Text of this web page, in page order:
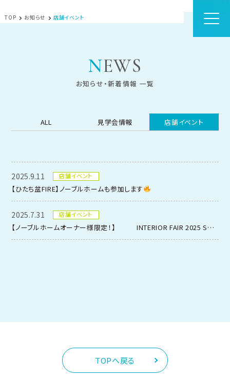
NEWS
お知らせ・新着情報 一覧
TOP お知らせ 店舗イベント
ALL 見学会情報 店舗イベント
2025.9.11 店舗イベント
【ひたち盆FIRE】ノーブルホームも参加します
2025.7.31 店舗イベント
【ノーブルホームオーナー様限定！】 INTERIOR FAIR 2025 SUMMERのお知らせ
TOPへ戻る